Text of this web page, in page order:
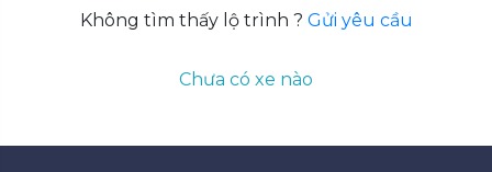
Không tìm thấy lộ trình ? Gửi yêu cầu
Chưa có xe nào